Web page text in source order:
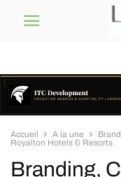
Accueil A la une
Royalton Hotels & Resorts
Branding,